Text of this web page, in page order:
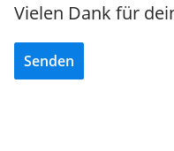
Vielen Dank für
Senden